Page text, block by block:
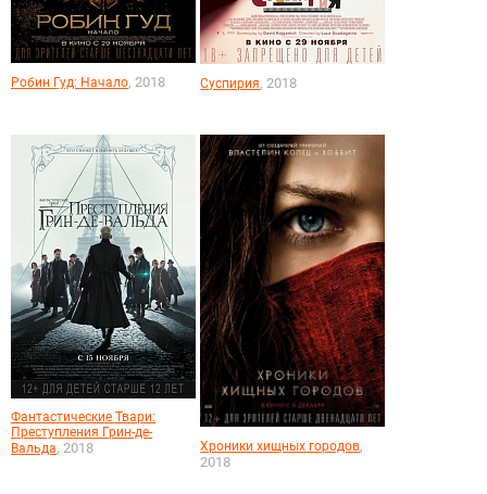
Робин Гуд: Начало, 2018 Суспирия, 2018
Фантастические Твари:
Преступления Грин-де-
Вальда, 2018 Хроники хищных городов,
2018